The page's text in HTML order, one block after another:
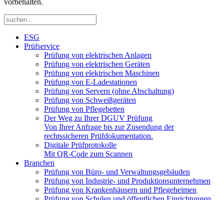
ESG
Prüfservice
Prüfung von elektrischen Anlagen
Prüfung von elektrischen Geräten
Prüfung von elektrischen Maschinen
Prüfung von E-Ladestationen
Prüfung von Servern (ohne Abschaltung)
Prüfung von Schweißgeräten
Prüfung von Pflegebetten
Der Weg zu Ihrer DGUV Prüfung
Von Ihrer Anfrage bis zur Zusendung der
rechtssicheren Prüfdokumentation.
Digitale Prüfprotokolle
Mit QR-Code zum Scannen
Branchen
Prüfung von Büro- und Verwaltungsgebäuden
Prüfung von Industrie- und Produktionsunternehmen
Prüfung von Krankenhäusern und Pflegeheimen